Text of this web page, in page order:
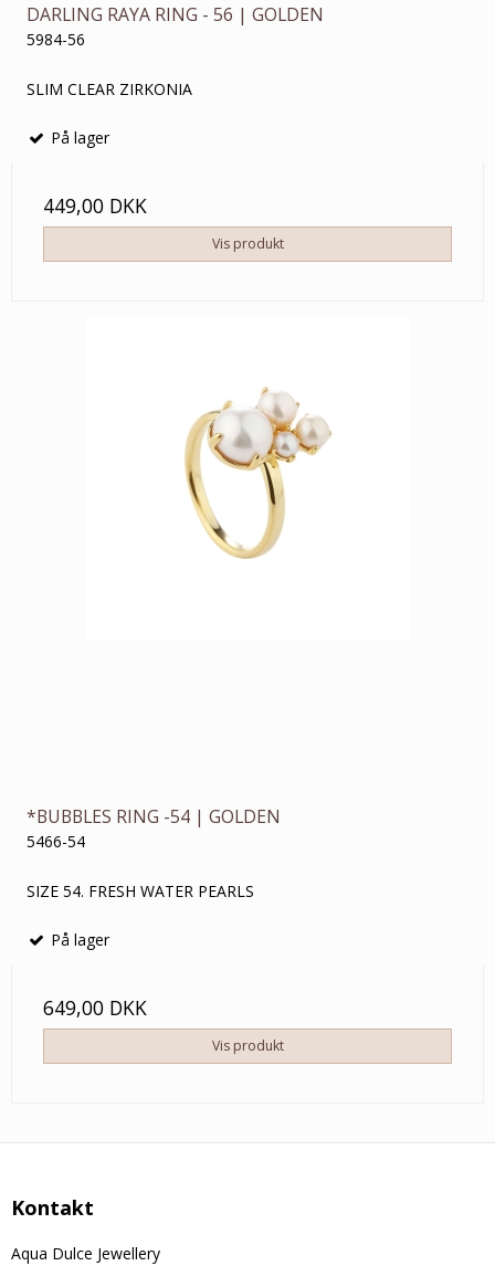
DARLING RAYA RING - 56 | GOLDEN
5984-56
SLIM CLEAR ZIRKONIA
På lager
449,00 DKK
Vis produkt
*BUBBLES RING -54 | GOLDEN
5466-54
SIZE 54. FRESH WATER PEARLS
På lager
649,00 DKK
Vis produkt
Kontakt
Aqua Dulce Jewellery